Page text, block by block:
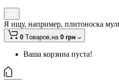
Я ищу, например, плитоноска
0 Tоваров,на 0 грн
Ваша корзина пуста!